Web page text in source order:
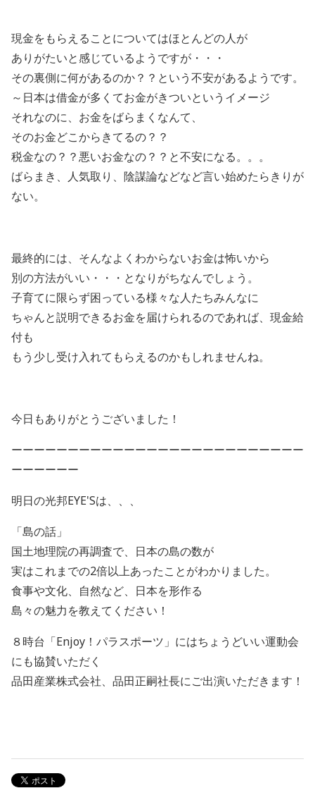
現金をもらえることについてはほとんどの人が
ありがたいと感じているようですが・・・
その裏側に何があるのか？？という不安があるようです。
～日本は借金が多くてお金がきついというイメージ
それなのに、お金をばらまくなんて、
そのお金どこからきてるの？？
税金なの？？悪いお金なの？？と不安になる。。。
ばらまき、人気取り、陰謀論などなど言い始めたらきりが
ない。
最終的には、そんなよくわからないお金は怖いから
別の方法がいい・・・となりがちなんでしょう。
子育てに限らず困っている様々な人たちみんなに
ちゃんと説明できるお金を届けられるのであれば、現金給
付も
もう少し受け入れてもらえるのかもしれませんね。
今日もありがとうございました！
ーーーーーーーーーーーーーーーーーーーーーーーーーー
ーーーーーー
明日の光邦EYE'Sは、、、
「島の話」
国土地理院の再調査で、日本の島の数が
実はこれまでの2倍以上あったことがわかりました。
食事や文化、自然など、日本を形作る
島々の魅力を教えてください！
８時台「Enjoy！パラスポーツ」にはちょうどいい運動会
にも協賛いただく
品田産業株式会社、品田正嗣社長にご出演いただきます！